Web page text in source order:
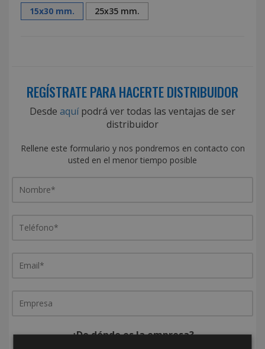
15x30 mm. 25x35 mm.
REGÍSTRATE PARA HACERTE DISTRIBUIDOR
Desde aquípodrá ver todas las ventajas de ser
distribuidor
Rellene este formulario y nos pondremos en contacto con
usted en el menor tiempo posible
¿De dónde es la empresa?